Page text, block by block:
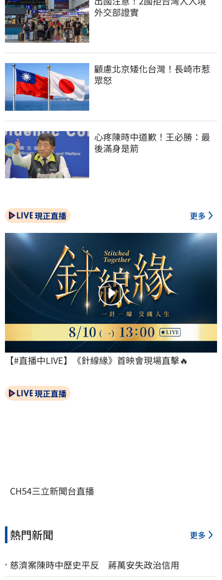
外交部證實
顧慮北京矮化台灣！長崎市惹
眾怒
心疼陳時中道歉！王必勝：最
後滿身是箭
現正直播 更多
【#直播中LIVE】《針線緣》首映會現場直擊🔥
現正直播
CH54三立新聞台直播
熱門新聞 更多
慈濟案陳時中歷史平反 蔣萬安失政治信用